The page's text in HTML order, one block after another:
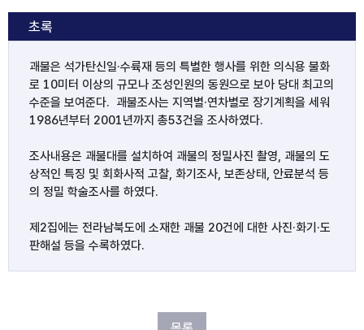
초록
괘불은 석가탄신일·수륙재 등의 특별한 행사를 위한 의식용 불화
로 10미터 이상의 규모나 조성인원의 동원으로 보아 당대 최고의
수준을 보여준다.  괘불조사는 지역별·연차별로 장기계획을 세워
1986년부터 2001년까지 총53건을 조사하였다.
조사내용은 괘불대를 설치하여 괘불의 정밀사진 촬영, 괘불의 도
상적인 특징 및 회화사적 고찰, 화기조사, 보존상태, 안료분석 등
의 정밀 학술조사를 하였다.
제2집에는 전라남북도에 소재한 괘불 20건에 대한 사진·화기·도
판해설 등을 수록하였다.